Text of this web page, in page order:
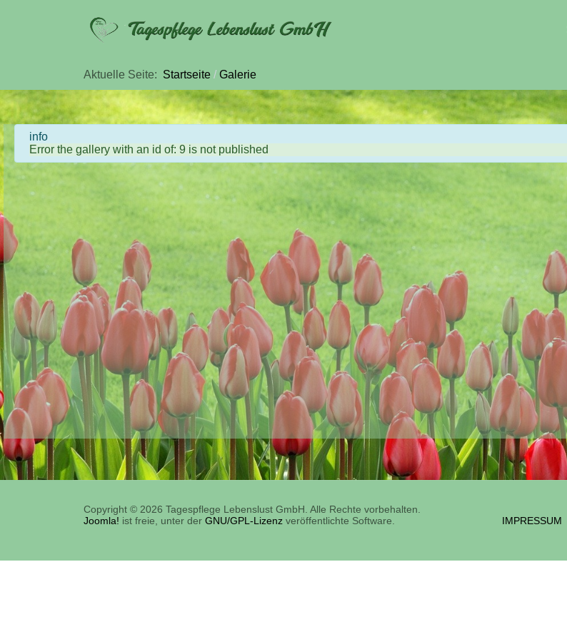
Aktuelle Seite: Startseite Galerie
info
Error the gallery with an id of: 9 is not published
Copyright © 2026 Tagespflege Lebenslust GmbH. Alle Rechte vorbehalten.
Joomla! ist freie, unter der GNU/GPL-Lizenz veröffentlichte Software. IMPRESSUM